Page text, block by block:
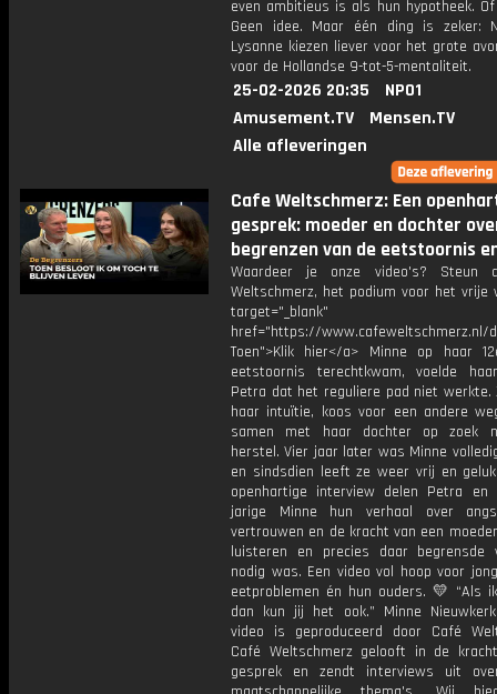
even ambitieus is als hun hypotheek.
Geen idee. Maar één ding is zeker:
Lysanne kiezen liever voor het grote
voor de Hollandse 9-tot-5-mentaliteit.
25-02-2026 20:35
NPO1
Amusement.TV
Mensen.TV
Alle afleveringen
Cafe Weltschmerz: Een
gesprek: moeder en dochter
begrenzen van de eetstoornis
Waardeer je onze video's? Steun
Weltschmerz, het podium voor het vrije
target="_blank"
href="https://www.cafeweltschmerz.nl/
Toen">Klik hier</a> Minne op haar
eetstoornis terechtkwam, voelde
Petra dat het reguliere pad niet werkte.
haar intuïtie, koos voor een andere
samen met haar dochter op zoek
herstel. Vier jaar later was Minne
en sindsdien leeft ze weer vrij en
openhartige interview delen Petra en
jarige Minne hun verhaal over
vertrouwen en de kracht van een
luisteren en precies daar begrensde
nodig was. Een video vol hoop voor
eetproblemen én hun ouders. 💛 “Als
dan kun jij het ook.” Minne
video is geproduceerd door Café
Café Weltschmerz gelooft in de
gesprek en zendt interviews uit